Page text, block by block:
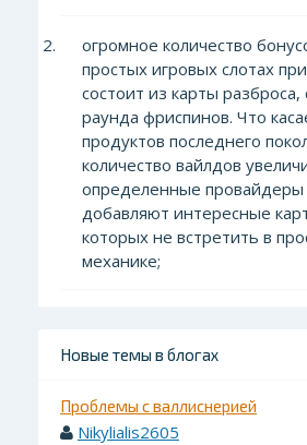
огромное количество
простых игровых слотах
состоит из карты разброса,
раунда фриспинов. Что
продуктов последнего
количество вайлдов
определенные провайдеры
добавляют интересные
которых не встретить в
механике;
Новые темы в блогах
Проблемы с валлиснерией
Nikylialis2605